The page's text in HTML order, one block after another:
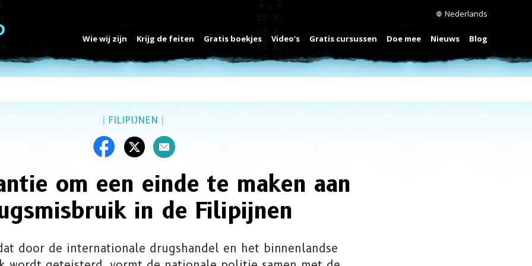
Nederlands
Wie wij zijn Krijg de feiten Gratis boekjes Video’s Gratis cursussen Doe mee Nieuws Blog
| FILIPIJNEN |
om een einde te maken aan
in de Filipijnen
door de internationale drugshandel en het binnenlandse